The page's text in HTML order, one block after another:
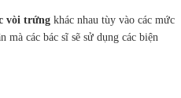
vòi trứngkhác nhau tùy vào các mức
mà các bác sĩ sẽ sử dụng các biện